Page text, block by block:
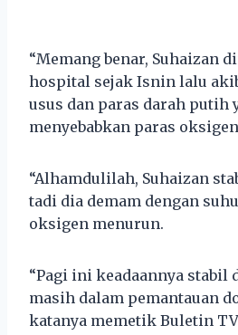
“Memang benar, Suhaizan
hospital sejak Isnin lalu
usus dan paras darah putih
menyebabkan paras
“Alhamdulilah, Suhaizan
tadi dia demam dengan
oksigen menurun.
“Pagi ini keadaannya stabil
masih dalam pemantauan
katanya memetik Buletin